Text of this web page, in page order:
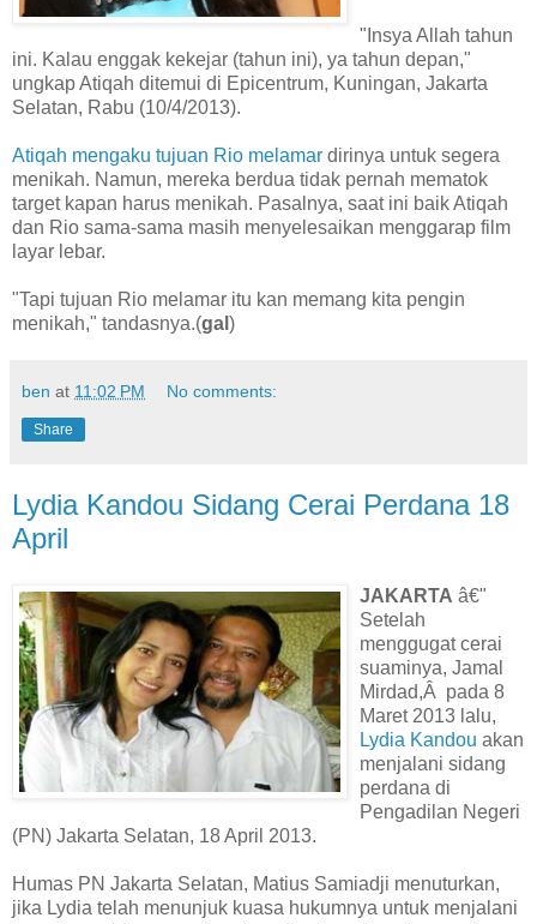
"Insya Allah tahun
ini. Kalau enggak kekejar (tahun ini), ya tahun depan,"
ungkap Atiqah ditemui di Epicentrum, Kuningan, Jakarta
Selatan, Rabu (10/4/2013).
Atiqah mengaku tujuan Rio melamar dirinya untuk segera
menikah. Namun, mereka berdua tidak pernah mematok
target kapan harus menikah. Pasalnya, saat ini baik Atiqah
dan Rio sama-sama masih menyelesaikan menggarap film
layar lebar.
"Tapi tujuan Rio melamar itu kan memang kita pengin
menikah," tandasnya.(gal )
ben at 11:02 PM No comments:
Share
Lydia Kandou Sidang Cerai Perdana 18
April
JAKARTA â€"
Setelah
menggugat cerai
suaminya, Jamal
Mirdad,Â pada 8
Maret 2013 lalu,
Lydia Kandou akan
menjalani sidang
perdana di
Pengadilan Negeri
(PN) Jakarta Selatan, 18 April 2013.
Humas PN Jakarta Selatan, Matius Samiadji menuturkan,
jika Lydia telah menunjuk kuasa hukumnya untuk menjalani